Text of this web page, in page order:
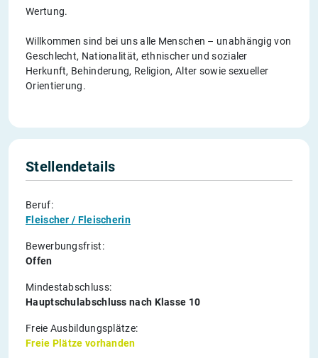
Wertung.
Willkommen sind bei uns alle Menschen – unabhängig von
Geschlecht, Nationalität, ethnischer und sozialer
Herkunft, Behinderung, Religion, Alter sowie sexueller
Orientierung.
Stellendetails
Beruf:
Fleischer / Fleischerin
Bewerbungsfrist:
Offen
Mindestabschluss:
Hauptschulabschluss nach Klasse 10
Freie Ausbildungsplätze:
Freie Plätze vorhanden